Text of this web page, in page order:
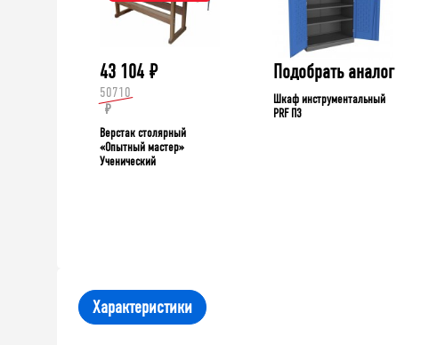
43 104 ₽
50710
₽
Верстак столярный
«Опытный мастер»
Ученический
Подобрать аналог
Шкаф инструментальный
PRF П3
Характеристики